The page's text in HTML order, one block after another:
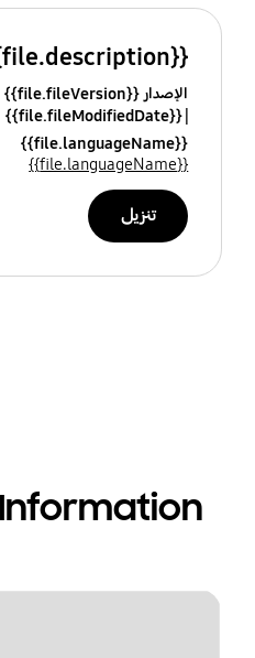
{{file.description}}
الإصدار {{file.fileVersion}}
{{file.fileModifiedDate}}
{{file.languageName}}
{{file.languageName}}
تنزيل